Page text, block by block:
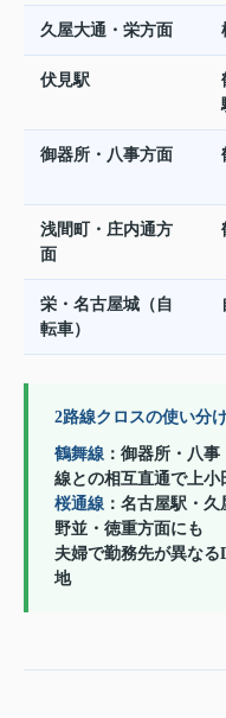
久屋大通・栄方面
伏見駅
御器所・八事方面
浅間町・庄内通方
面
栄・名古屋城（自
転車）
2路線クロスの使い分
鶴舞線 ：御器所・八
線との相互直通で上小
桜通線 ：名古屋駅・
野並・徳重方面にも
夫婦で勤務先が異な
地